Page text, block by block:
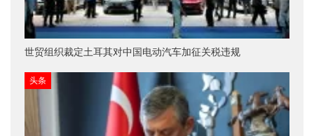
世贸组织裁定土耳其对中国电动汽车加征关税违规
头条